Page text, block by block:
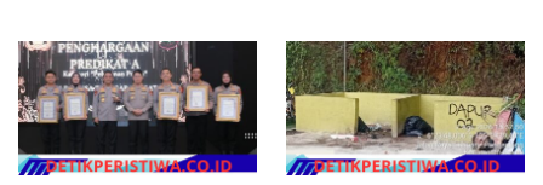
Hilang 3 Bulan Bawa
Anggaran Pembangunan